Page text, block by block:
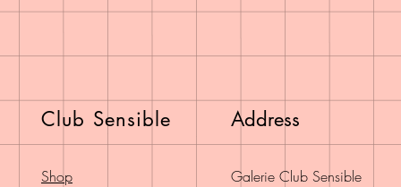
Club Sensible
Shop
Address
Galerie Club Sensible